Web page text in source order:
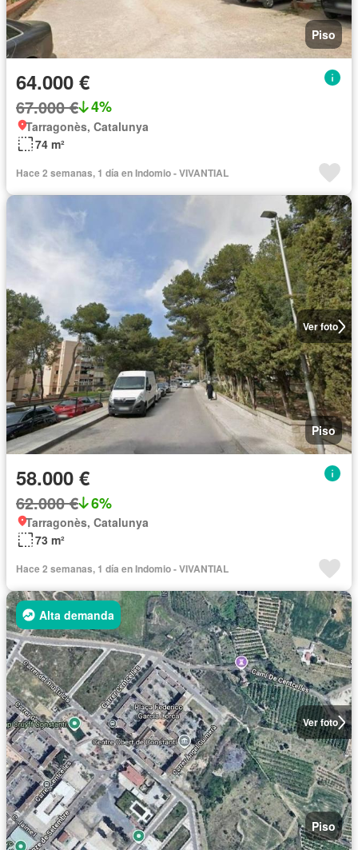
Piso
64.000 €
67.000 € 4%
Tarragonès, Catalunya
74 m²
Hace 2 semanas, 1 día en Indomio - VIVANTIAL
Ver foto
Piso
58.000 €
62.000 € 6%
Tarragonès, Catalunya
73 m²
Hace 2 semanas, 1 día en Indomio - VIVANTIAL
Ver foto
Alta demanda
Piso